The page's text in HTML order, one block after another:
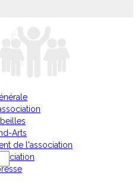
Arts
de l'association